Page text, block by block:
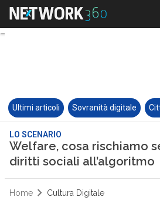
Ultimi articoli Sovranità digitale
LO SCENARIO
Welfare, cosa rischiamo
diritti sociali all’algoritmo
Home Cultura Digitale